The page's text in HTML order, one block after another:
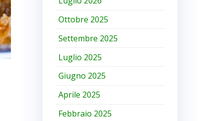
Ottobre 2025
Settembre 2025
Luglio 2025
Giugno 2025
Aprile 2025
Febbraio 2025